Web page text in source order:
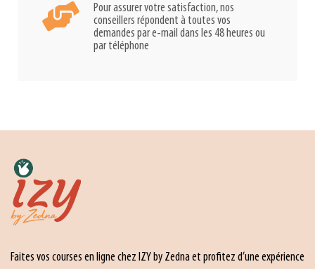
Pour assurer votre satisfaction, nos
conseillers répondent à toutes vos
demandes par e-mail dans les 48 heures ou
par téléphone
Faites vos courses en ligne chez IZY by Zedna et profitez d’une expérience